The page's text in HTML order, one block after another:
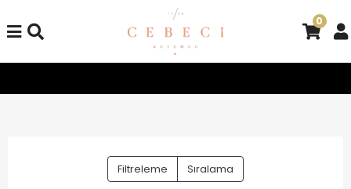
0
Filtreleme Sıralama